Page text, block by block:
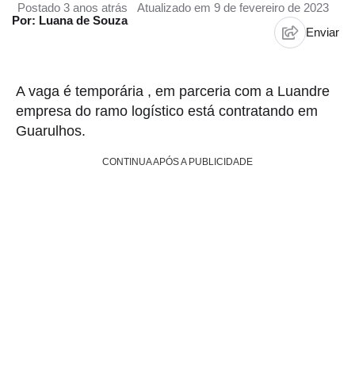
Postado 3 anos atrás
Atualizado em 9 de fevereiro de 2023
Por: Luana de Souza
Enviar
A vaga é temporária , em parceria com a Luandre
empresa do ramo logístico está contratando em
Guarulhos.
CONTINUA APÓS A PUBLICIDADE